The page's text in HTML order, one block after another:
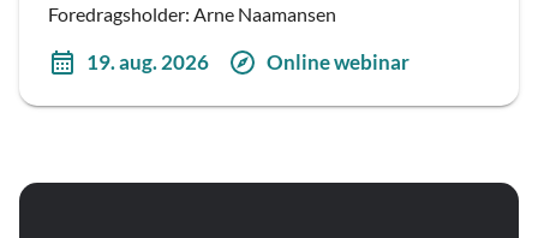
Foredragsholder: Arne Naamansen
19. aug. 2026 Online webinar